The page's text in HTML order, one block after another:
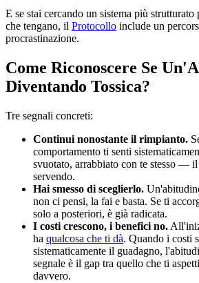
E se stai cercando un sistema più
che tengano, il Protocollo include un
procrastinazione.
Come Riconoscere Se
Diventando Tossica?
Tre segnali concreti:
Continui nonostante il rimpianto.
comportamento ti senti
svuotato, arrabbiato con te stesso —
servendo.
Hai smesso di sceglierlo.
non ci pensi, la fai e basta. Se ti
solo a posteriori, è già radicata.
I costi crescono, i benefici no.
ha qualcosa che ti dà. Quando i costi
sistematicamente il guadagno,
segnale è il gap tra quello che ti
davvero.